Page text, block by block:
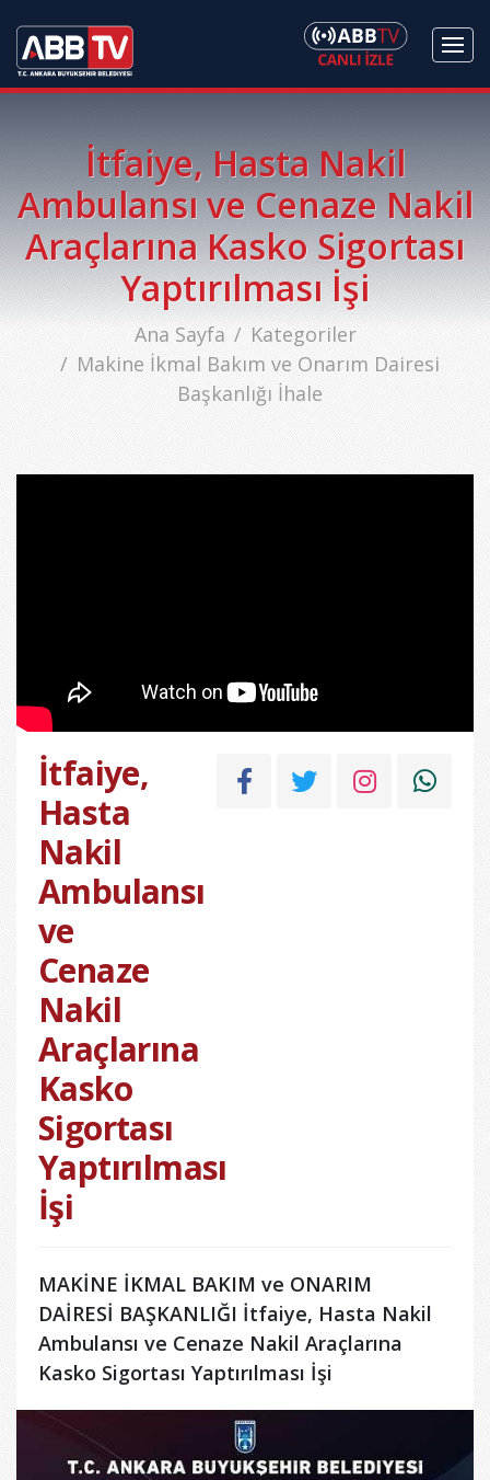
İtfaiye, Hasta Nakil
Ambulansı ve Cenaze Nakil
Araçlarına Kasko Sigortası
Yaptırılması İşi
Ana Sayfa
Kategoriler
Makine İkmal Bakım ve Onarım Dairesi
Başkanlığı İhale
İtfaiye,
Hasta
Nakil
Ambulansı
ve
Cenaze
Nakil
Araçlarına
Kasko
Sigortası
Yaptırılması
İşi
MAKİNE İKMAL BAKIM ve ONARIM
DAİRESİ BAŞKANLIĞI İtfaiye, Hasta Nakil
Ambulansı ve Cenaze Nakil Araçlarına
Kasko Sigortası Yaptırılması İşi